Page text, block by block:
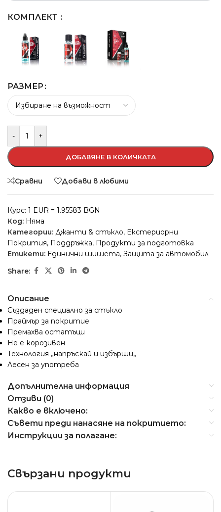
КОМПЛЕКТ
РАЗМЕР
- +
ДОБАВЯНЕ В КОЛИЧКАТА
Сравни Добави в любими
Курс: 1 EUR = 1.95583 BGN
Код: Няма
Категории: Джанти & стъкло, Екстериорни
Покрития, Поддръжка, Продукти за подготовка
Етикети: Единични шишета, Защита за автомобил
Share:
Описание
Създаден специално за стъкло
Праймър за покритие
Премахва остатъци
Не е корозивен
Технология „напръскай и избърши„
Лесен за употреба
Допълнителна информация
Отзиви (0)
Какво е включено:
Съвети преди нанасяне на покритието:
Инструкции за полагане:
Свързани продукти